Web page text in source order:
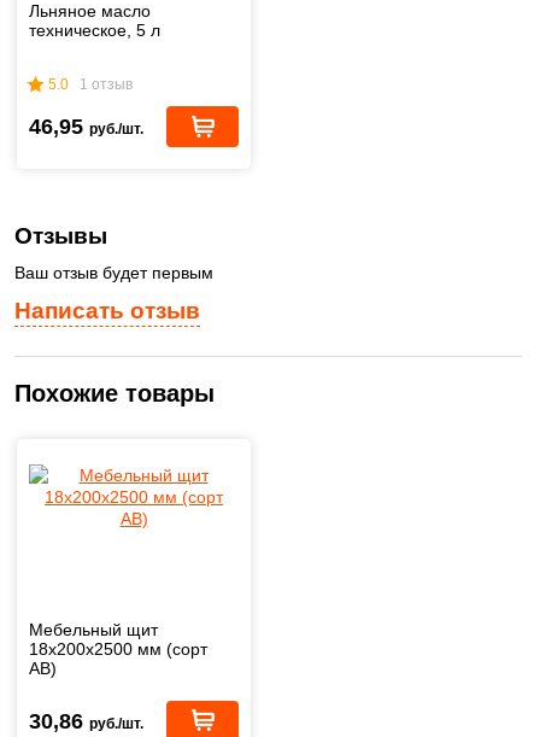
Льняное масло
техническое, 5 л
5.0 1 отзыв
46,95 руб./шт.
Написать отзыв
Отзывы
Ваш отзыв будет первым
Похожие товары
Мебельный щит
18х200х2500 мм (сорт
АВ)
30,86 руб./шт.